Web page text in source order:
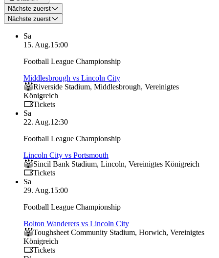
Nächste zuerst
Nächste zuerst
Sa
15. Aug.15:00
Football League Championship
Middlesbrough vs Lincoln City
Riverside Stadium, Middlesbrough, Vereinigtes
Königreich
Tickets
Sa
22. Aug.12:30
Football League Championship
Lincoln City vs Portsmouth
Sincil Bank Stadium, Lincoln, Vereinigtes Königreich
Tickets
Sa
29. Aug.15:00
Football League Championship
Bolton Wanderers vs Lincoln City
Toughsheet Community Stadium, Horwich, Vereinigtes
Königreich
Tickets